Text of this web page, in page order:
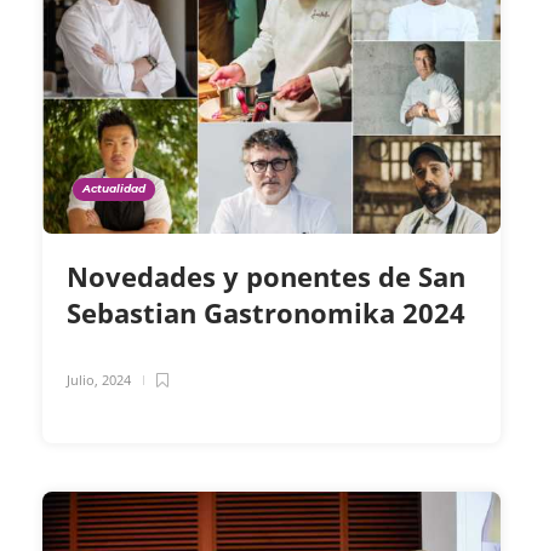
Actualidad
Novedades y ponentes de San
Sebastian Gastronomika 2024
Julio, 2024